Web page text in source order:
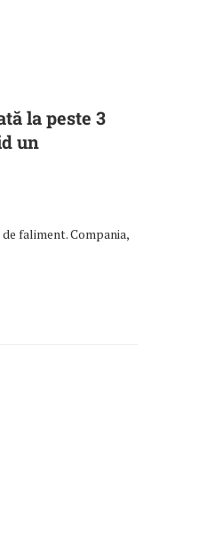
la peste 3
un
faliment. Compania,